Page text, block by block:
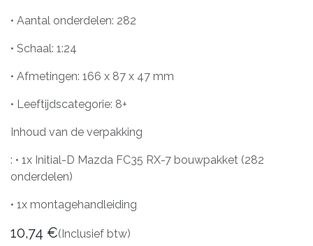
• Aantal onderdelen: 282
• Schaal: 1:24
• Afmetingen: 166 x 87 x 47 mm
• Leeftijdscategorie: 8+
Inhoud van de verpakking
: • 1x Initial-D Mazda FC35 RX-7 bouwpakket (282
onderdelen)
• 1x montagehandleiding
10,74 €(Inclusief btw)